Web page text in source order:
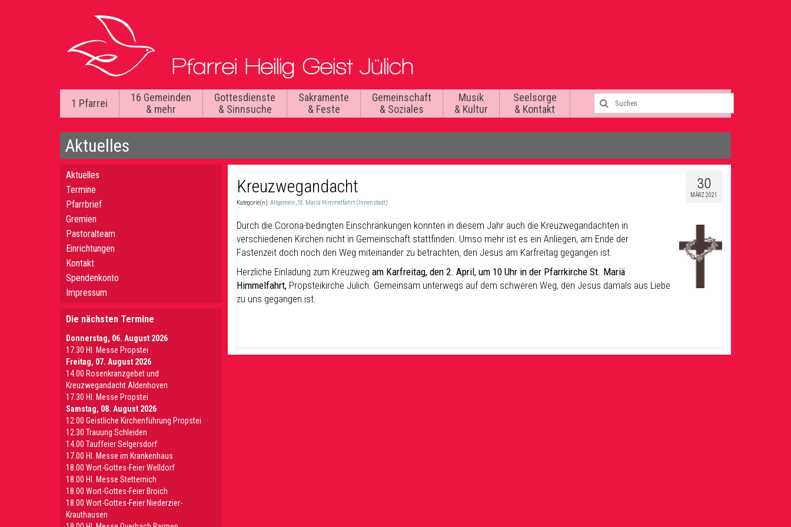
1 Pfarrei
16 Gemeinden
& mehr
Gottesdienste
& Sinnsuche
Sakramente
& Feste
Gemeinschaft
& Soziales
Musik
& Kultur
Seelsorge
& Kontakt
Aktuelles
30
MÄRZ 2021
Kreuzwegandacht
Kategorie(n):Allgemein,St. Mariä Himmelfahrt (Innenstadt)
Durch die Corona-bedingten Einschränkungen konnten in diesem Jahr auch die Kreuzwegandachten in
verschiedenen Kirchen nicht in Gemeinschaft stattfinden. Umso mehr ist es ein Anliegen, am Ende der
Fastenzeit doch noch den Weg miteinander zu betrachten, den Jesus am Karfreitag gegangen ist.
Herzliche Einladung zum Kreuzweg am Karfreitag, den 2. April, um 10 Uhr in der Pfarrkirche St. Mariä
Himmelfahrt, Propsteikirche Jülich. Gemeinsam unterwegs auf dem schweren Weg, den Jesus damals aus Liebe
zu uns gegangen ist.
Aktuelles
Termine
Pfarrbrief
Gremien
Pastoralteam
Einrichtungen
Kontakt
Spendenkonto
Impressum
Die nächsten Termine
Donnerstag, 06. August 2026
17.30 Hl. Messe Propstei
Freitag, 07. August 2026
14.00 Rosenkranzgebet und
Kreuzwegandacht Aldenhoven
17.30 Hl. Messe Propstei
Samstag, 08. August 2026
12.00 Geistliche Kirchenführung Propstei
12.30 Trauung Schleiden
14.00 Tauffeier Selgersdorf
17.00 Hl. Messe im Krankenhaus
18.00 Wort-Gottes-Feier Welldorf
18.00 Hl. Messe Stetternich
18.00 Wort-Gottes-Feier Broich
18.00 Wort-Gottes-Feier Niederzier-
Krauthausen